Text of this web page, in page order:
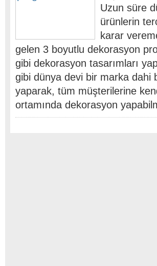
Uzun süre
ürünlerin
karar
gelen 3 boyutlu dekorasyon
gibi dekorasyon tasarımları
gibi dünya devi bir marka dahi
yaparak, tüm müşterilerine
ortamında dekorasyon